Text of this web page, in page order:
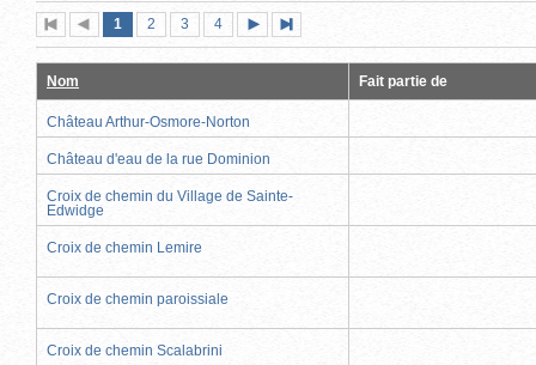
Première
page
Page
précédente
Page
1 (page
actuelle)
Page
2 Page
3 Page
4
suivante
page
Nom Fait partie de
Château Arthur-Osmore-Norton
Château d'eau de la rue Dominion
Croix de chemin du Village de Sainte-
Edwidge
Croix de chemin Lemire
Croix de chemin paroissiale
Croix de chemin Scalabrini